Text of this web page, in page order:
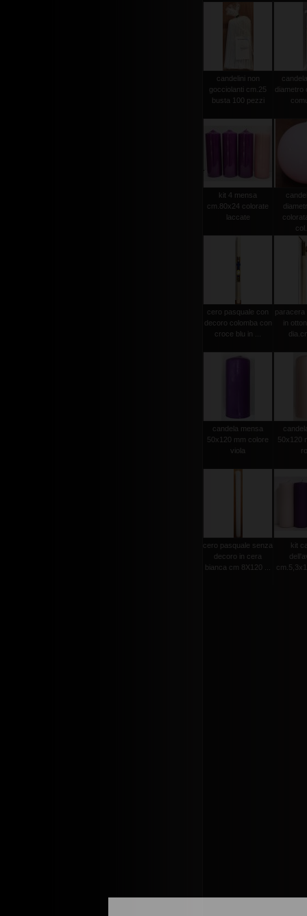
candelini non
gocciolanti cm.25
busta 100 pezzi
diametro
kit 4 mensa
cm.80x24 colorate
laccate
cero pasquale con
decoro colomba con
croce blu in ...
in
candela mensa
50x120 mm colore
viola
50x120
cero pasquale senza
decoro in cera
bianca cm 8X120 ...
kit